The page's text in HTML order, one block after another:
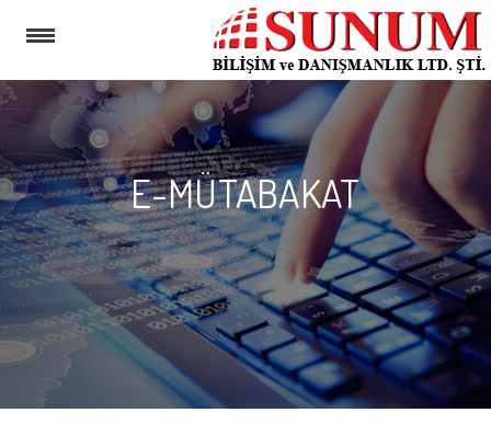
MENU
HAKKIMIZDA
NETSIS
E-
DEVLET
GÜVENLIK
BERQNET
HIZMETLERIMIZ
DESTEK
DÖKÜMANLARI
E-MÜTABAKAT